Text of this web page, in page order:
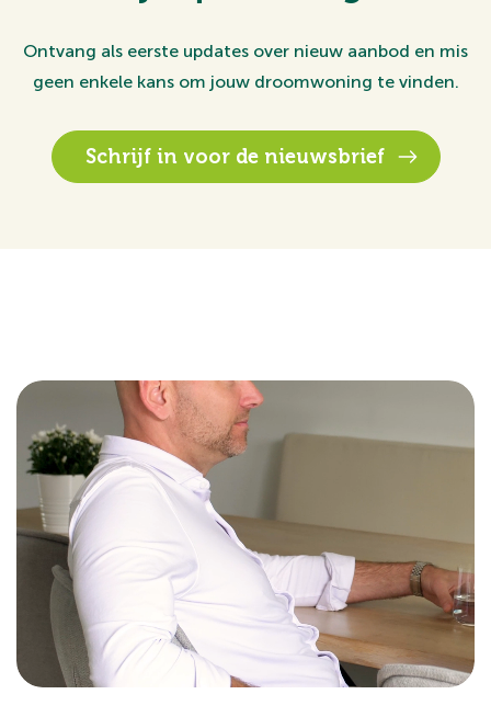
Ontvang als eerste updates over nieuw aanbod en mis
geen enkele kans om jouw droomwoning te vinden.
Schrijf in voor de nieuwsbrief